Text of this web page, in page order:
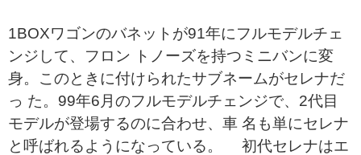
1BOXワゴンのバネットが91年にフルモデルチェ
ンジして、フロン トノーズを持つミニバンに変
身。このときに付けられたサブネームがセレナだ
っ た。99年6月のフルモデルチェンジで、2代目
モデルが登場するのに合わせ、車 名も単にセレナ
と呼ばれるようになっている。 初代セレナはエ